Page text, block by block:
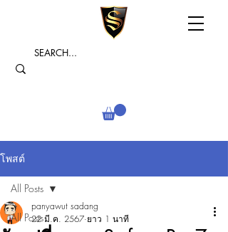
โพสต์
All Posts
All Posts
panyawut sadang
22 มี.ค. 2567 ยาว 1 นาที